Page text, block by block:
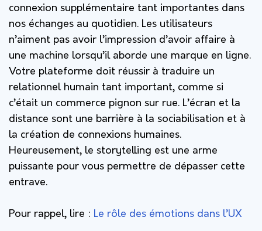
connexion supplémentaire tant importantes dans
nos échanges au quotidien. Les utilisateurs
n’aiment pas avoir l’impression d’avoir affaire à
une machine lorsqu’il aborde une marque en ligne.
Votre plateforme doit réussir à traduire un
relationnel humain tant important, comme si
c’était un commerce pignon sur rue. L’écran et la
distance sont une barrière à la sociabilisation et à
la création de connexions humaines.
Heureusement, le storytelling est une arme
puissante pour vous permettre de dépasser cette
entrave.
Pour rappel, lire : Le rôle des émotions dans l’UX